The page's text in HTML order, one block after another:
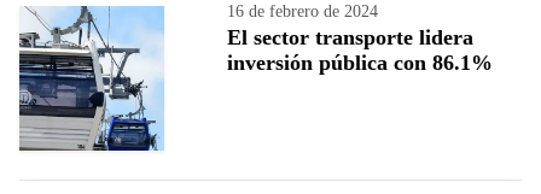
16 de febrero de 2024
El sector transporte lidera
inversión pública con 86.1%